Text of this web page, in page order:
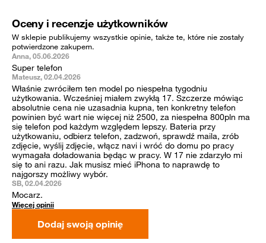
Oceny i recenzje użytkowników
W sklepie publikujemy wszystkie opinie, także te, które nie zostały
potwierdzone zakupem.
Anna, 05.06.2026
Super telefon
Mateusz, 02.04.2026
Właśnie zwróciłem ten model po niespełna tygodniu
użytkowania. Wcześniej miałem zwykłą 17. Szczerze mówiąc
absolutnie cena nie uzasadnia kupna, ten konkretny telefon
powinien być wart nie więcej niż 2500, za niespełna 800pln ma
się telefon pod każdym względem lepszy. Bateria przy
użytkowaniu, odbierz telefon, zadzwoń, sprawdź maila, zrób
zdjęcie, wyślij zdjęcie, włącz navi i wróć do domu po pracy
wymagała doładowania będąc w pracy. W 17 nie zdarzyło mi
się to ani razu. Jak musisz mieć iPhona to naprawdę to
najgorszy możliwy wybór.
SB, 02.04.2026
Mocarz.
Więcej opinii
Dodaj swoją opinię